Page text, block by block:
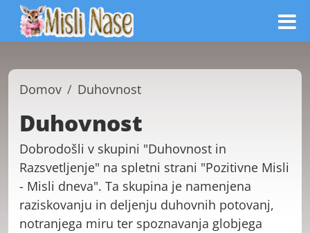
Domov Duhovnost
Duhovnost
Dobrodošli v skupini "Duhovnost in
Razsvetljenje" na spletni strani "Pozitivne Misli
- Misli dneva". Ta skupina je namenjena
raziskovanju in deljenju duhovnih potovanj,
notranjega miru ter spoznavanja globjega